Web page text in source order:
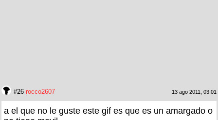
#26 rocco2607 13 ago 2011, 03:01
a el que no le guste este gif es que es un amargado o